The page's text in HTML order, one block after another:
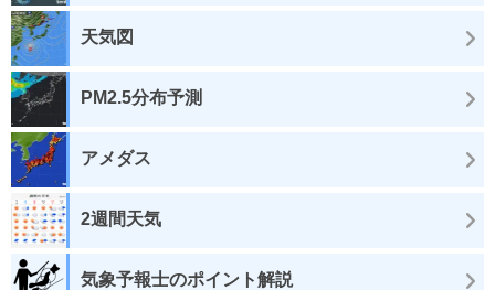
天気図
PM2.5分布予測
アメダス
2週間天気
気象予報士のポイント解説